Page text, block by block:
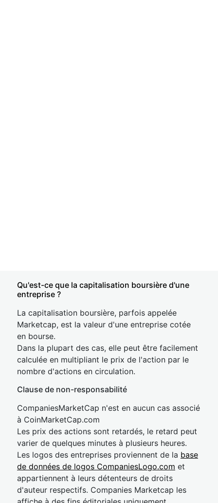
Qu'est-ce que la capitalisation boursière d'une
entreprise ?
La capitalisation boursière, parfois appelée
Marketcap, est la valeur d'une entreprise cotée
en bourse.
Dans la plupart des cas, elle peut être facilement
calculée en multipliant le prix de l'action par le
nombre d'actions en circulation.
Clause de non-responsabilité
CompaniesMarketCap n'est en aucun cas associé
à CoinMarketCap.com
Les prix des actions sont retardés, le retard peut
varier de quelques minutes à plusieurs heures.
Les logos des entreprises proviennent de la base
de données de logos CompaniesLogo.com et
appartiennent à leurs détenteurs de droits
d'auteur respectifs. Companies Marketcap les